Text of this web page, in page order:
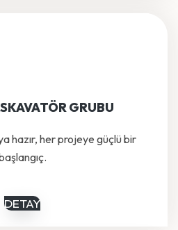
GRUBU
hazır, her projeye güçlü bir
DETAY